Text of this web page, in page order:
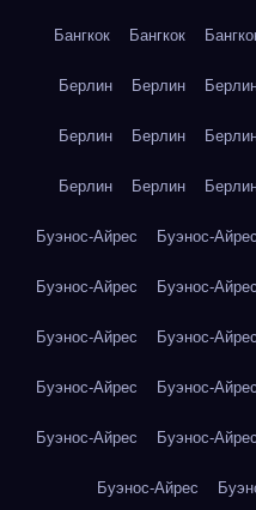
Бангкок Бангкок
Берлин Берлин
Берлин Берлин
Берлин Берлин
Буэнос-Айрес Буэнос-Айрес
Буэнос-Айрес Буэнос-Айрес
Буэнос-Айрес Буэнос-Айрес
Буэнос-Айрес Буэнос-Айрес
Буэнос-Айрес Буэнос-Айрес
Буэнос-Айрес